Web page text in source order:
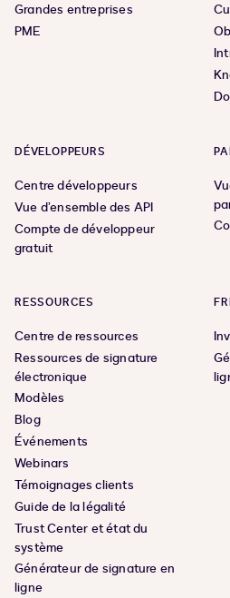
Grandes entreprises
PME
DÉVELOPPEURS
Centre développeurs
Vue d’ensemble des API
Compte de développeur
gratuit
RESSOURCES
Centre de ressources
Ressources de signature
électronique
Modèles
Blog
Événements
Webinars
Témoignages clients
Guide de la légalité
Trust Center et état du
système
Générateur de signature en
ligne